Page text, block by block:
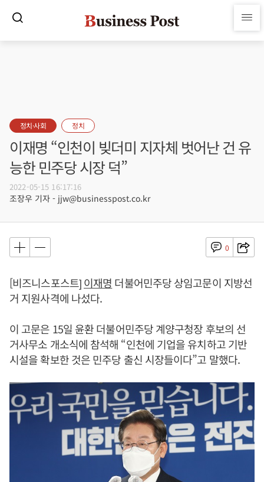
정치·사회 정치
이재명 “인천이 빚더미 지자체 벗어난 건 유
능한 민주당 시장 덕”
2022-05-15 16:17:16
조장우 기자 - jjw@businesspost.co.kr
0
[비즈니스포스트]이재명 더불어민주당 상임고문이 지방선
거 지원사격에 나섰다.
이 고문은 15일 윤환 더불어민주당 계양구청장 후보의 선
거사무소 개소식에 참석해 “인천에 기업을 유치하고 기반
시설을 확보한 것은 민주당 출신 시장들이다”고 말했다.